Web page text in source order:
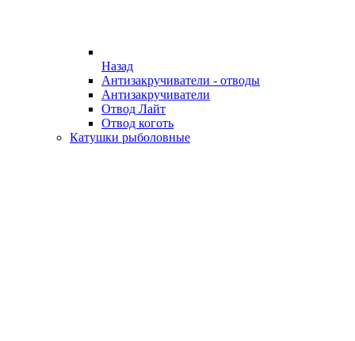
Назад
Антизакручиватели - отводы
Антизакручиватели
Отвод Лайт
Отвод коготь
Катушки рыболовные